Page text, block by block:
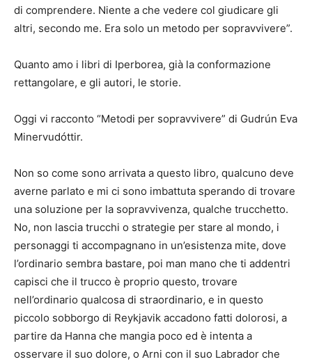
di comprendere. Niente a che vedere col giudicare gli
altri, secondo me. Era solo un metodo per sopravvivere”.
Quanto amo i libri di Iperborea, già la conformazione
rettangolare, e gli autori, le storie.
Oggi vi racconto “Metodi per sopravvivere” di Gudrún Eva
Minervudóttir.
Non so come sono arrivata a questo libro, qualcuno deve
averne parlato e mi ci sono imbattuta sperando di trovare
una soluzione per la sopravvivenza, qualche trucchetto.
No, non lascia trucchi o strategie per stare al mondo, i
personaggi ti accompagnano in un’esistenza mite, dove
l’ordinario sembra bastare, poi man mano che ti addentri
capisci che il trucco è proprio questo, trovare
nell’ordinario qualcosa di straordinario, e in questo
piccolo sobborgo di Reykjavik accadono fatti dolorosi, a
partire da Hanna che mangia poco ed è intenta a
osservare il suo dolore, o Arni con il suo Labrador che